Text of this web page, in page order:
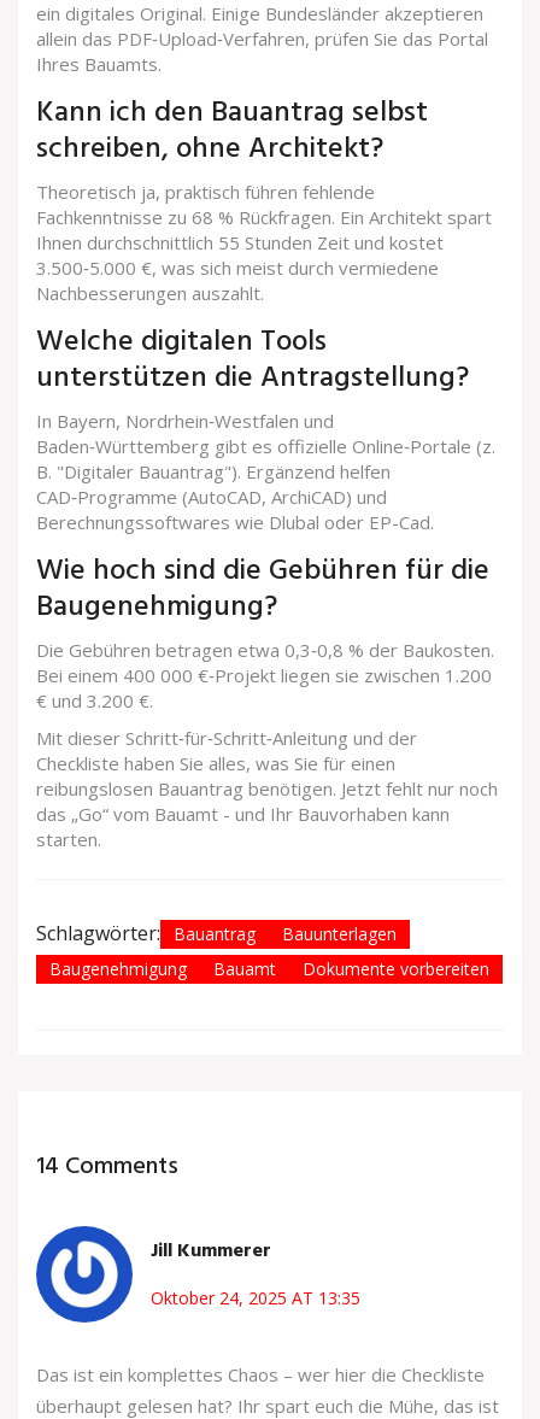
ein digitales Original. Einige Bundesländer akzeptieren
allein das PDF‑Upload‑Verfahren, prüfen Sie das Portal
Ihres Bauamts.
Kann ich den Bauantrag selbst
schreiben, ohne Architekt?
Theoretisch ja, praktisch führen fehlende
Fachkenntnisse zu 68 % Rückfragen. Ein Architekt spart
Ihnen durchschnittlich 55 Stunden Zeit und kostet
3.500‑5.000 €, was sich meist durch vermiedene
Nachbesserungen auszahlt.
Welche digitalen Tools
unterstützen die Antragstellung?
In Bayern, Nordrhein‑Westfalen und
Baden‑Württemberg gibt es offizielle Online‑Portale (z.
B. "Digitaler Bauantrag"). Ergänzend helfen
CAD‑Programme (AutoCAD, ArchiCAD) und
Berechnungssoftwares wie Dlubal oder EP-Cad.
Wie hoch sind die Gebühren für die
Baugenehmigung?
Die Gebühren betragen etwa 0,3‑0,8 % der Baukosten.
Bei einem 400 000 €‑Projekt liegen sie zwischen 1.200
€ und 3.200 €.
Mit dieser Schritt‑für‑Schritt‑Anleitung und der
Checkliste haben Sie alles, was Sie für einen
reibungslosen Bauantrag benötigen. Jetzt fehlt nur noch
das „Go“ vom Bauamt - und Ihr Bauvorhaben kann
starten.
Schlagwörter: Bauantrag
Bauunterlagen
Baugenehmigung
Bauamt Dokumente vorbereiten
14 Comments
Jill Kummerer
Oktober 24, 2025 AT 13:35
Das ist ein komplettes Chaos – wer hier die Checkliste
überhaupt gelesen hat? Ihr spart euch die Mühe, das ist